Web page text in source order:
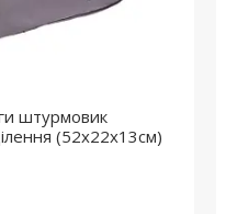
штурмовик
(52х22х13см)